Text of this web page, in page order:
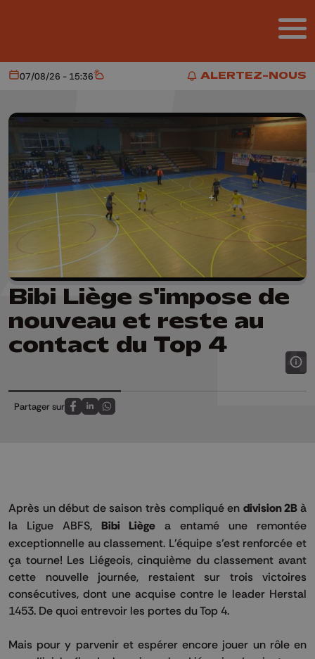
ALERTEZ-NOUS
ALERTEZ-NOUS
Aujourd'hui
07/08/26 - 15:36 Météo
Bibi Liège s'impose de
nouveau et reste au
contact du Top 4
Partager sur
Partagez sur FaceBook
Partagez sur LinkedIn
Partagez sur Whatsapp
Après un début de saison très compliqué en division 2Bà
la Ligue ABFS, Bibi Liège a entamé une remontée
exceptionnelle au classement. L'équipe s'est renforcée et
ça tourne! Les Liégeois, cinquième du classement avant
cette nouvelle journée, restaient sur trois victoires
consécutives, dont une acquise contre le leader Herstal
1453. De quoi entrevoir les portes du Top 4.
Mais pour y parvenir et espérer encore jouer un rôle en